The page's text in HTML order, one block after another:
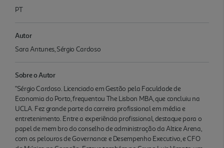
PT
Autor
Sara Antunes, Sérgio Cardoso
Sobre o Autor
"Sérgio Cardoso. Licenciado em Gestão pela Faculdade de
Economia do Porto, frequentou The Lisbon MBA, que concluiu na
UCLA. Fez grande parte da carreira profissional em média e
entretenimento. Entre a experiência profissional, destaque para o
papel de mem bro do conselho de administração da Altice Arena,
com os pelouros de Governance e Desempenho Executivo, e CFO